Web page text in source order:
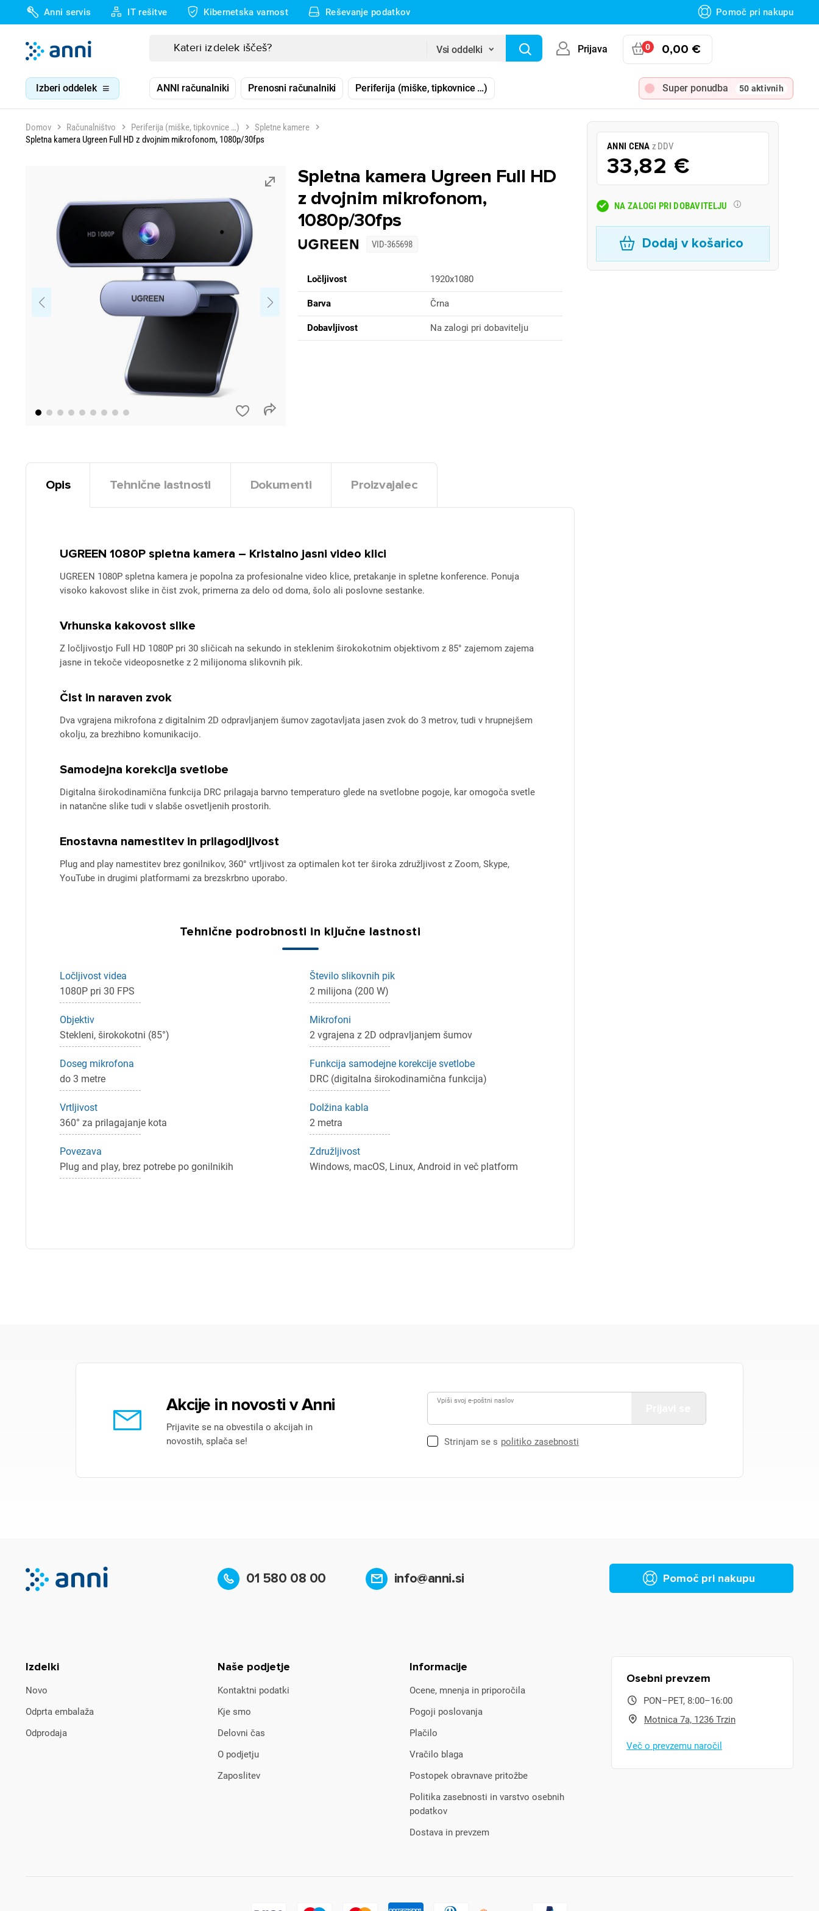
Anni servis IT rešitve Kibernetska varnost Reševanje podatkov Pomoč pri nakupu
Vsi oddelki Prijava 0 0,00 €
Izberi oddelek ANNI računalniki Prenosni računalniki Periferija (miške, tipkovnice …) Super ponudba 50 aktivnih
Domov Računalništvo Periferija (miške, tipkovnice …)
Spletne kamere
Spletna kamera Ugreen Full HD z dvojnim mikrofonom, 1080p/30fps
Spletna kamera Ugreen Full HD
z dvojnim mikrofonom,
1080p/30fps
VID-365698
Ločljivost 1920x1080
Barva Črna
Dobavljivost Na zalogi pri dobavitelju
ANNI CENA z DDV
33,82 €
NA ZALOGI PRI DOBAVITELJU
Dodaj v košarico
Opis Tehnične lastnosti Dokumenti Proizvajalec
UGREEN 1080P spletna kamera – Kristalno jasni video klici
UGREEN 1080P spletna kamera je popolna za profesionalne video klice, pretakanje in spletne konference. Ponuja
visoko kakovost slike in čist zvok, primerna za delo od doma, šolo ali poslovne sestanke.
Vrhunska kakovost slike
Z ločljivostjo Full HD 1080P pri 30 sličicah na sekundo in steklenim širokokotnim objektivom z 85° zajemom zajema
jasne in tekoče videoposnetke z 2 milijonoma slikovnih pik.
Čist in naraven zvok
Dva vgrajena mikrofona z digitalnim 2D odpravljanjem šumov zagotavljata jasen zvok do 3 metrov, tudi v hrupnejšem
okolju, za brezhibno komunikacijo.
Samodejna korekcija svetlobe
Digitalna širokodinamična funkcija DRC prilagaja barvno temperaturo glede na svetlobne pogoje, kar omogoča svetle
in natančne slike tudi v slabše osvetljenih prostorih.
Enostavna namestitev in prilagodljivost
Plug and play namestitev brez gonilnikov, 360° vrtljivost za optimalen kot ter široka združljivost z Zoom, Skype,
YouTube in drugimi platformami za brezskrbno uporabo.
Tehnične podrobnosti in ključne lastnosti
Ločljivost videa
1080P pri 30 FPS
Število slikovnih pik
2 milijona (200 W)
Objektiv
Stekleni, širokokotni (85°)
Mikrofoni
2 vgrajena z 2D odpravljanjem šumov
Doseg mikrofona
do 3 metre
Funkcija samodejne korekcije svetlobe
DRC (digitalna širokodinamična funkcija)
Vrtljivost
360° za prilagajanje kota
Dolžina kabla
2 metra
Povezava
Plug and play, brez potrebe po gonilnikih
Združljivost
Windows, macOS, Linux, Android in več platform
Akcije in novosti v Anni
Prijavite se na obvestila o akcijah in
novostih, splača se!
Vpiši svoj e-poštni naslov
Strinjam se s politiko zasebnosti
01 580 08 00 info@anni.si Pomoč pri nakupu
Izdelki
Novo
Odprta embalaža
Odprodaja
Naše podjetje
Kontaktni podatki
Kje smo
Delovni čas
O podjetju
Zaposlitev
Informacije
Ocene, mnenja in priporočila
Pogoji poslovanja
Plačilo
Vračilo blaga
Postopek obravnave pritožbe
Politika zasebnosti in varstvo osebnih
podatkov
Dostava in prevzem
Osebni prevzem
PON–PET, 8:00–16:00
Motnica 7a, 1236 Trzin
Več o prevzemu naročil
Za dodajanje na seznam želja morate biti prijavljeni.